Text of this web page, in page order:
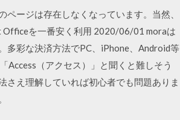
ージは存在しなくなっています。当然、
を一番安く利用 2020/06/01 moraは
多彩な決済方法でPC、iPhone、Android等
（アクセス）」と聞くと難しそう
さえ理解していれば初心者でも問題ありま